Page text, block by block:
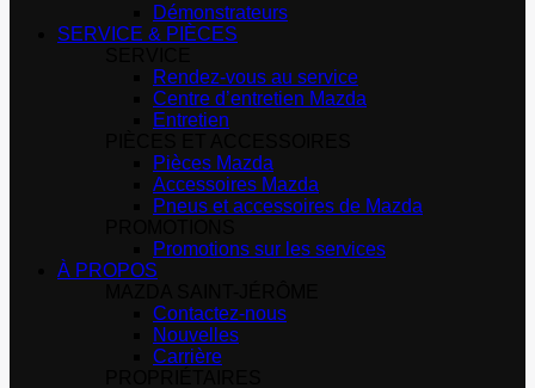
Démonstrateurs
SERVICE & PIÈCES
Rendez-vous au service
Centre d’entretien Mazda
Entretien
Pièces Mazda
Accessoires Mazda
Pneus et accessoires de Mazda
Promotions sur les services
À PROPOS
Contactez-nous
Nouvelles
Carrière